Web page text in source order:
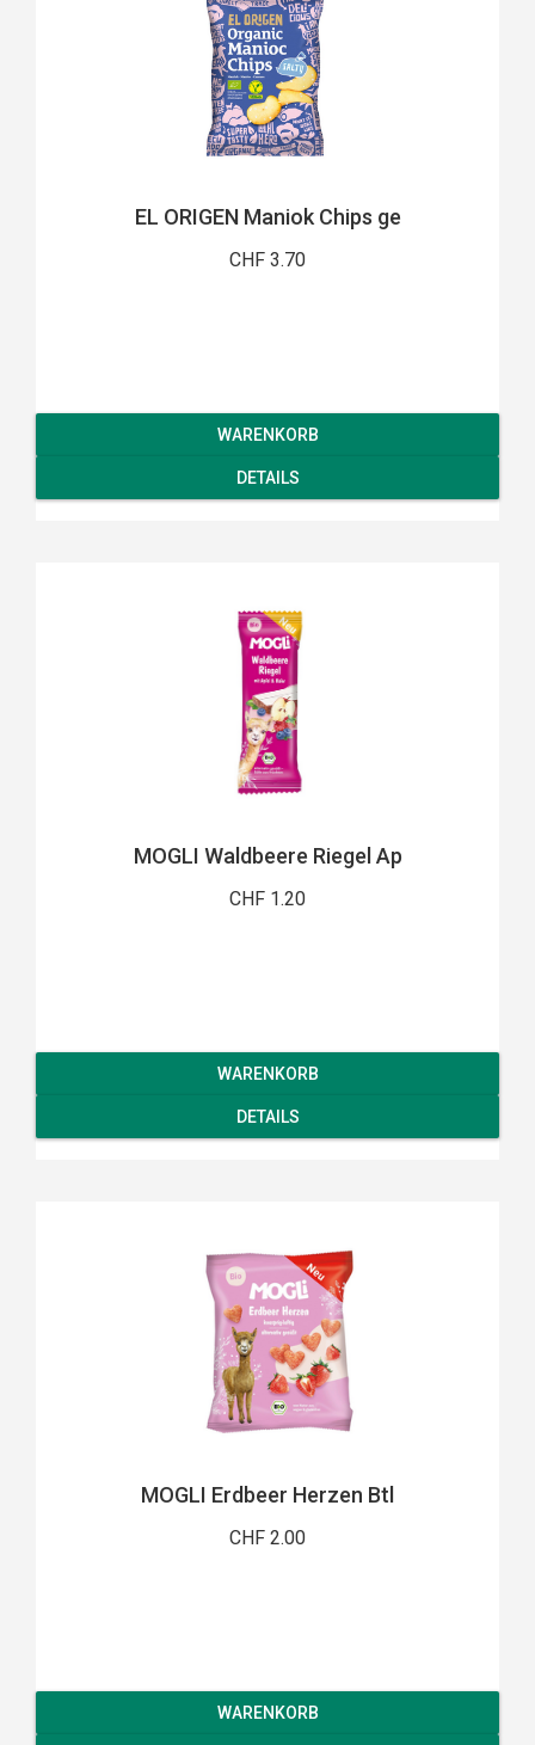
EL ORIGEN Maniok Chips ge
CHF 3.70
WARENKORB
DETAILS
MOGLI Waldbeere Riegel Ap
CHF 1.20
WARENKORB
DETAILS
MOGLI Erdbeer Herzen Btl
CHF 2.00
WARENKORB